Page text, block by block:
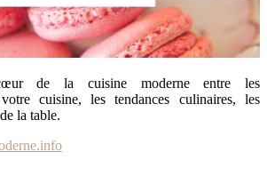
de la cuisine moderne entre les
cuisine, les tendances culinaires, les
la table.